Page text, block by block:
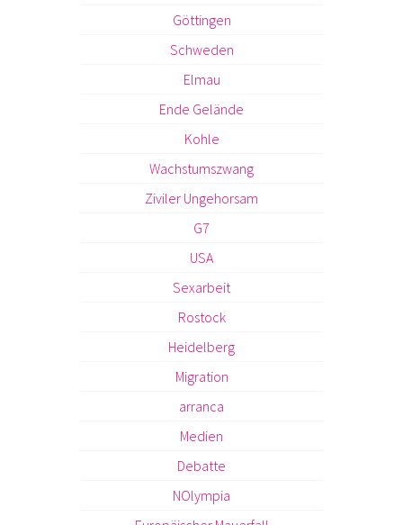
Göttingen
Schweden
Elmau
Ende Gelände
Kohle
Wachstumszwang
Ziviler Ungehorsam
G7
USA
Sexarbeit
Rostock
Heidelberg
Migration
arranca
Medien
Debatte
NOlympia